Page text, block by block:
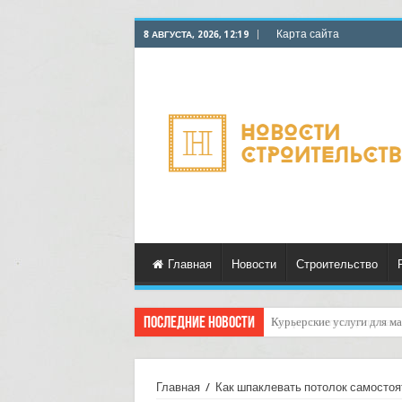
8 АВГУСТА, 2026, 12:19 Карта сайта
Главная Новости Строительство
Последние новости Как рассчитать долю
Главная / Как шпаклевать потолок